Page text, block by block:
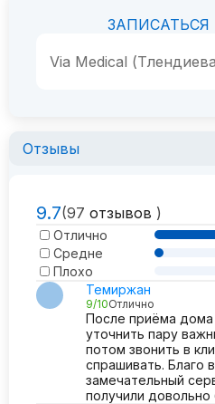
Via Medical
Отзывы
9.7(97 отзывов )
Отлично
Средне
Плохо
Темиржан
9/10Отлично
После приёма дома
уточнить пару
потом звонить в
спрашивать. Благо
замечательный
получили довольно